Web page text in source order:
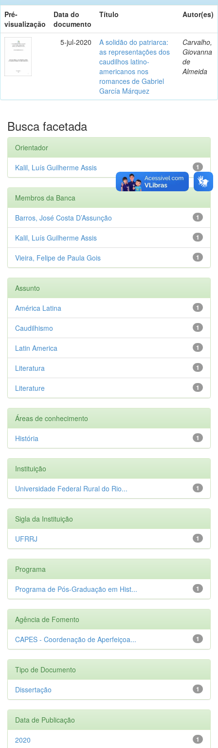
Pré-
visualização
Data do
documento
Título Autor(es)
5-jul-2020
A solidão do patriarca:
as representações dos
caudilhos latino-
americanos nos
romances de Gabriel
García Márquez
Carvalho,
Giovanna
de
Almeida
Busca facetada
Orientador
1
Kalil, Luís Guilherme Assis
Membros da Banca
1
Barros, José Costa D’Assunção
1
Kalil, Luís Guilherme Assis
1
Vieira, Felipe de Paula Gois
Assunto
1
América Latina
1
Caudilhismo
1
Latin America
1
Literatura
1
Literature
Áreas de conhecimento
1
História
Instituição
1
Universidade Federal Rural do Rio...
Sigla da Instituição
1
UFRRJ
Programa
1
Programa de Pós-Graduação em Hist...
Agência de Fomento
1
CAPES - Coordenação de Aperfeiçoa...
Tipo de Documento
1
Dissertação
Data de Publicação
1
2020